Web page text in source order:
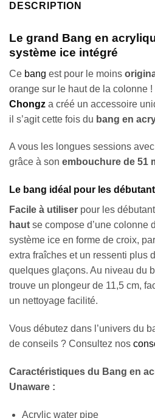
DESCRIPTION
Le grand Bang en
système ice intégré
Ce bang est pour le moins
orange sur le haut de la colonne
Chongz a créé un accessoire
il s’agit cette fois du bang en
A vous les longues sessions
grâce à son embouchure de 51
Le bang idéal pour les
Facile à utiliser pour les
haut se compose d’une colonne
système ice en forme de croix,
extra fraîches et un ressenti plus
quelques glaçons. Au niveau du
trouve un plongeur de 11,5 cm,
un nettoyage facilité.
Vous débutez dans l’univers du
de conseils ? Consultez nos
Caractéristiques du Bang en
Unaware :
Acrylic water pipe